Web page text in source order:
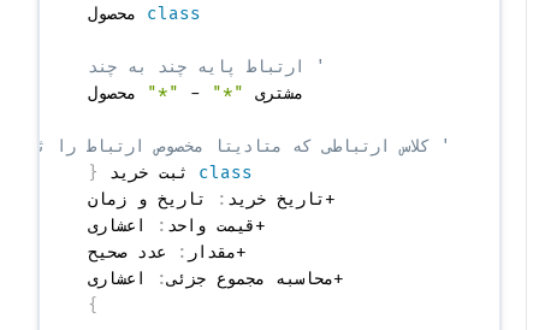
class
محصول
' ارتباط پایه چند به چند
مشتری "*"
-
"*" محصول
' کلاس ارتباطی که متادیتا مخصوص ارتباط را ثبت می‌کند
class ثبت خرید {
  +تاریخ خرید
:
تاریخ و زمان
  +قیمت واحد
:
  +مقدار
:
عدد صحیح
  +محاسبه مجموع جزئی
: اعشاری